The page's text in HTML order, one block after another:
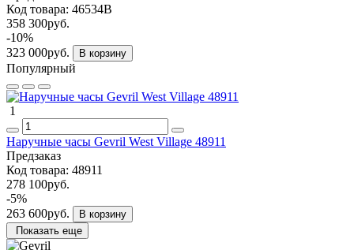
Код товара: 46534B
358 300руб.
-10%
323 000руб.
В корзину
Популярный
1
Наручные часы Gevril West Village 48911
Предзаказ
Код товара: 48911
278 100руб.
-5%
263 600руб.
В корзину
Показать еще